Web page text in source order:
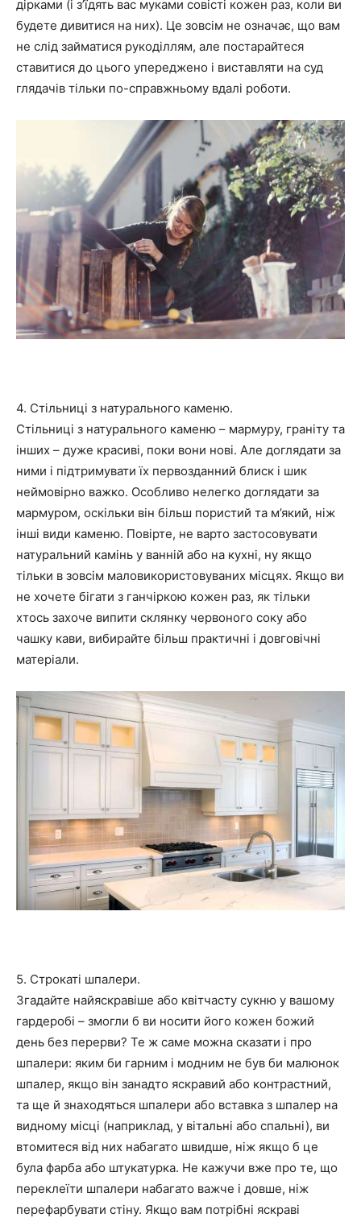
дірками (і з’їдять вас муками совісті кожен раз, коли ви
будете дивитися на них). Це зовсім не означає, що вам
не слід займатися рукоділлям, але постарайтеся
ставитися до цього упереджено і виставляти на суд
глядачів тільки по-справжньому вдалі роботи.
4. Стільниці з натурального каменю.
Стільниці з натурального каменю – мармуру, граніту та
інших – дуже красиві, поки вони нові. Але доглядати за
ними і підтримувати їх первозданний блиск і шик
неймовірно важко. Особливо нелегко доглядати за
мармуром, оскільки він більш пористий та м’який, ніж
інші види каменю. Повірте, не варто застосовувати
натуральний камінь у ванній або на кухні, ну якщо
тільки в зовсім маловикористовуваних місцях. Якщо ви
не хочете бігати з ганчіркою кожен раз, як тільки
хтось захоче випити склянку червоного соку або
чашку кави, вибирайте більш практичні і довговічні
матеріали.
5. Строкаті шпалери.
Згадайте найяскравіше або квітчасту сукню у вашому
гардеробі – змогли б ви носити його кожен божий
день без перерви? Те ж саме можна сказати і про
шпалери: яким би гарним і модним не був би малюнок
шпалер, якщо він занадто яскравий або контрастний,
та ще й знаходяться шпалери або вставка з шпалер на
видному місці (наприклад, у вітальні або спальні), ви
втомитеся від них набагато швидше, ніж якщо б це
була фарба або штукатурка. Не кажучи вже про те, що
переклеїти шпалери набагато важче і довше, ніж
перефарбувати стіну. Якщо вам потрібні яскраві